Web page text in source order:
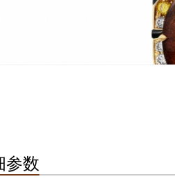
参数